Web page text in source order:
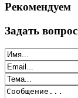
Рекомендуем
Задать вопрос